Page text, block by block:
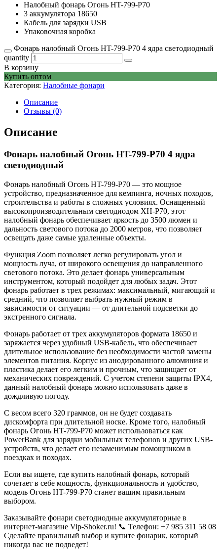
Налобный фонарь Огонь HT-799-P70
3 аккумулятора 18650
Кабель для зарядки USB
Упаковочная коробка
Фонарь налобный Огонь HT-799-P70 4 ядра светодиодный
quantity
В корзину
Купить оптом
Категория: Налобные фонари
Описание
Отзывы (0)
Описание
Фонарь налобный Огонь HT-799-P70 4 ядра
светодиодный
Фонарь налобный Огонь HT-799-P70 — это мощное
устройство, предназначенное для кемпинга, ночных походов,
строительства и работы в сложных условиях. Оснащенный
высокопроизводительным светодиодом XH-P70, этот
налобный фонарь обеспечивает яркость до 3500 люмен и
дальность светового потока до 2000 метров, что позволяет
освещать даже самые удаленные объекты.
Функция Zoom позволяет легко регулировать угол и
мощность луча, от широкого освещения до направленного
светового потока. Это делает фонарь универсальным
инструментом, который подойдет для любых задач. Этот
фонарь работает в трех режимах: максимальный, мигающий и
средний, что позволяет выбрать нужный режим в
зависимости от ситуации — от длительной подсветки до
экстренного сигнала.
Фонарь работает от трех аккумуляторов формата 18650 и
заряжается через удобный USB-кабель, что обеспечивает
длительное использование без необходимости частой замены
элементов питания. Корпус из анодированного алюминия и
пластика делает его легким и прочным, что защищает от
механических повреждений. С учетом степени защиты IPX4,
данный налобный фонарь можно использовать даже в
дождливую погоду.
С весом всего 320 граммов, он не будет создавать
дискомфорта при длительной носке. Кроме того, налобный
фонарь Огонь HT-799-P70 может использоваться как
PowerBank для зарядки мобильных телефонов и других USB-
устройств, что делает его незаменимым помощником в
поездках и походах.
Если вы ищете, где купить налобный фонарь, который
сочетает в себе мощность, функциональность и удобство,
модель Огонь HT-799-P70 станет вашим правильным
выбором.
Заказывайте фонари светодиодные аккумуляторные в
интернет-магазине Vip-Shoker.ru! 📞 Телефон: +7 985 311 58 08
Сделайте правильный выбор и купите фонарик, который
никогда вас не подведет!